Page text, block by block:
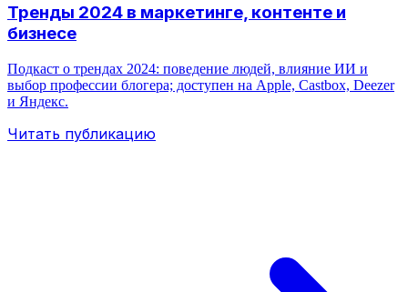
Тренды 2024 в маркетинге, контенте и
бизнесе
Подкаст о трендах 2024: поведение людей, влияние ИИ и
выбор профессии блогера; доступен на Apple, Castbox, Deezer
и Яндекс.
Читать публикацию